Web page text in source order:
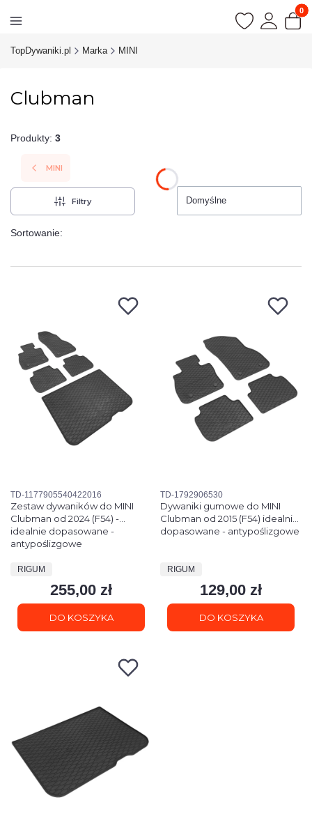
TopDywaniki.pl Marka MINI
Clubman
Produkty: 3
MINI
Filtry
Sortowanie:
Domyślne
Kod produktu
TD-1177905540422016
Zestaw dywaników do MINI
Clubman od 2024 (F54) -
idealnie dopasowane -
antypoślizgowe
PRODUCENT
RIGUM
Cena
255,00 zł
DO KOSZYKA
Kod produktu
TD-1792906530
Dywaniki gumowe do MINI
Clubman od 2015 (F54) idealnie
dopasowane - antypoślizgowe
PRODUCENT
RIGUM
Cena
129,00 zł
DO KOSZYKA